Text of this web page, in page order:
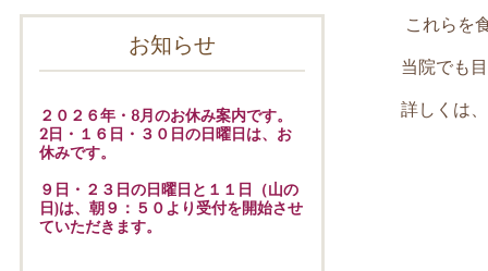
これらを
当院でも
詳しくは
お知らせ
２０２６年・8月のお休み案内です。
2日・１６日・３０日の日曜日は、お
休みです。
９日・２３日の日曜日と１１日（山の
日)は、朝９：５０より受付を開始させ
ていただきます。